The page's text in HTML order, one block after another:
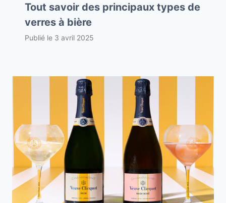
Tout savoir des principaux types de
verres à bière
Publié le 3 avril 2025